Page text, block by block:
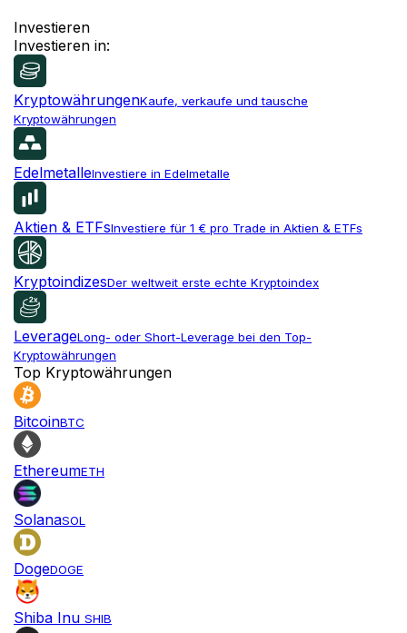
Investieren
Investieren in:
KryptowährungenKaufe, verkaufe und tausche
Kryptowährungen
EdelmetalleInvestiere in Edelmetalle
Aktien & ETFsInvestiere für 1 € pro Trade in Aktien & ETFs
KryptoindizesDer weltweit erste echte Kryptoindex
LeverageLong- oder Short-Leverage bei den Top-
Kryptowährungen
Top Kryptowährungen
BitcoinBTC
EthereumETH
SolanaSOL
DogeDOGE
Shiba Inu SHIB